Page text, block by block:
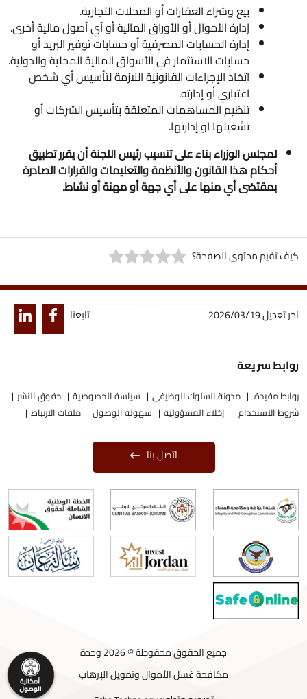
بيع وشراء العقارات أو المحلات التجارية.
إدارة الأموال أو الأوراق المالية أو أي أصول مالية أخرى.
إدارة الحسابات المصرفية أو حسابات توفير البريد أو
حسابات الاستثمار في الأسواق المالية المحلية والدولية.
اتخاذ الإجراءات القانونية اللازمة لتأسيس أي شخص
اعتباري أو إدارته.
تنظيم المساهمات المتعلقة بتأسيس الشركات أو
تشغيلها او إدارتها.
لمجلس الوزراء بناء على تنسيب رئيس اللجنة أن يقرر تطبيق
أحكام هذا القانون والأنظمة والتعليمات والقرارات الصادرة
بمقتضى أي منها على أي جهة أو مهنة أو نشاط.
كيف تقيم محتوى الصفحة؟
اخر تعديل2026/03/19 تابعنا
روابط سريعة
روابط مفيدة مدونة السلوك الوظيفي سياسة الخصوصية
حقوق النشر
شروط الاستخدام
إخلاء المسؤولية سهولة الوصول ملفات الارتباط
اتصل بنا
جميع الحقوق محفوظة © 2026 وحدة
مكافحة غسل الأموال وتمويل الإرهاب